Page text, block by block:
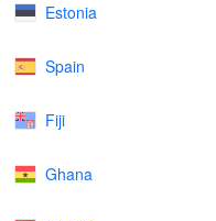
Estonia
Spain
Fiji
Ghana